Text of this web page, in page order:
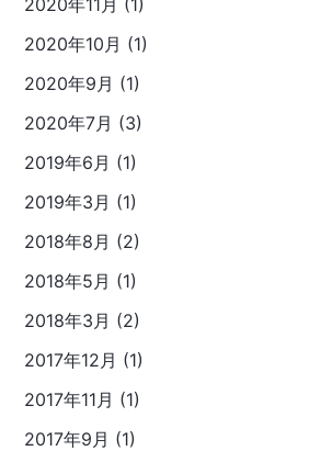
2020年11月 (1)
2020年10月 (1)
2020年9月 (1)
2020年7月 (3)
2019年6月 (1)
2019年3月 (1)
2018年8月 (2)
2018年5月 (1)
2018年3月 (2)
2017年12月 (1)
2017年11月 (1)
2017年9月 (1)